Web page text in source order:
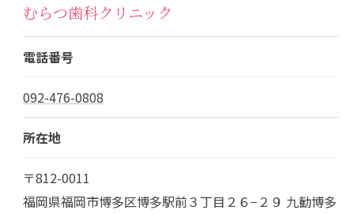
むらつ歯科クリニック
電話番号
092-476-0808
所在地
〒812-0011
福岡県福岡市博多区博多駅前３丁目２６−２９ 九勧博多